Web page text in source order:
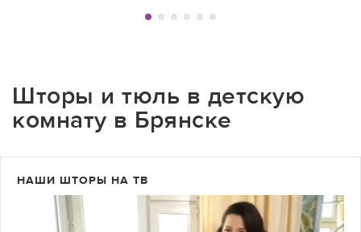
Шторы и тюль в детскую
комнату в Брянске
НАШИ ШТОРЫ НА ТВ